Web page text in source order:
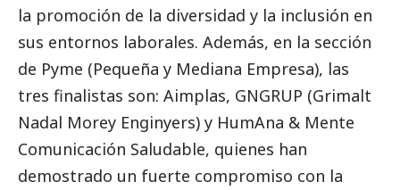
la promoción de la diversidad y la inclusión en
sus entornos laborales. Además, en la sección
de Pyme (Pequeña y Mediana Empresa), las
tres finalistas son: Aimplas, GNGRUP (Grimalt
Nadal Morey Enginyers) y HumAna & Mente
Comunicación Saludable, quienes han
demostrado un fuerte compromiso con la